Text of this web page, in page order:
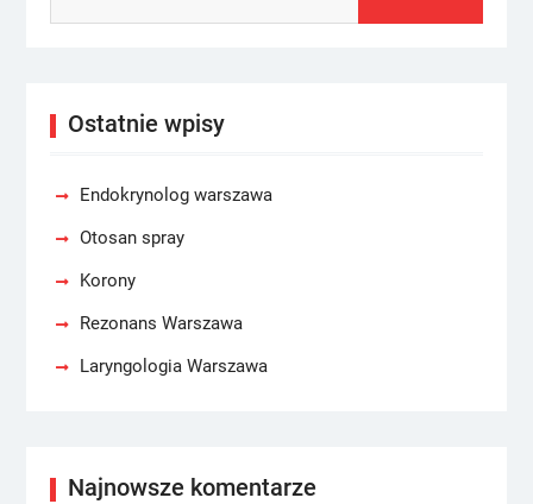
Ostatnie wpisy
Endokrynolog warszawa
Otosan spray
Korony
Rezonans Warszawa
Laryngologia Warszawa
Najnowsze komentarze